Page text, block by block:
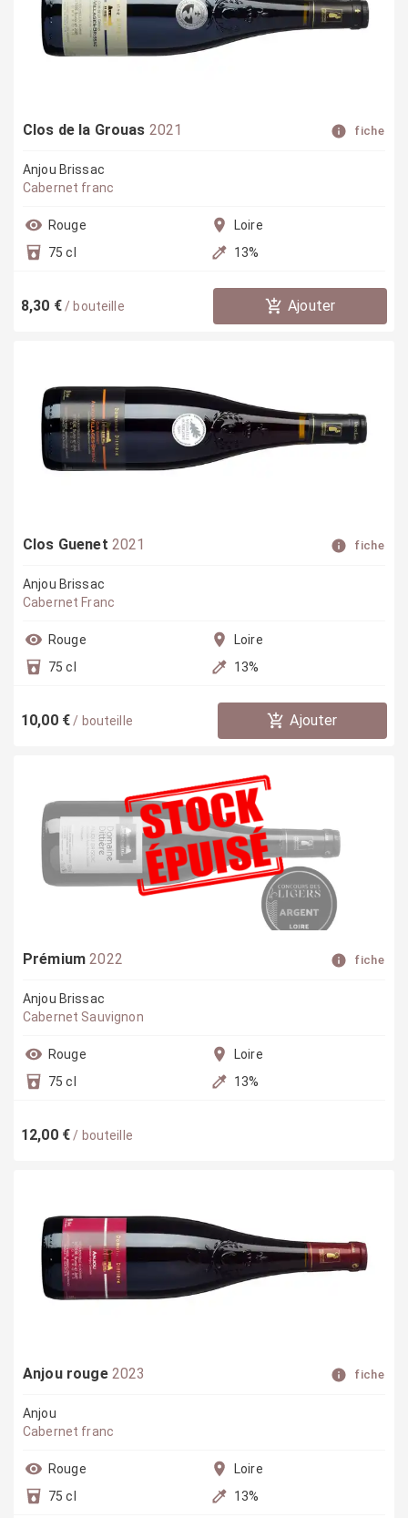
Clos de la Grouas 2021 fiche
Anjou Brissac
Cabernet franc
Rouge
Loire
75 cl
13%
8,30 €/ bouteille Ajouter
Clos Guenet 2021 fiche
Anjou Brissac
Cabernet Franc
Rouge
Loire
75 cl
13%
10,00 € / bouteille Ajouter
Prémium 2022 fiche
Anjou Brissac
Cabernet Sauvignon
Rouge
Loire
75 cl
13%
12,00 € / bouteille
Anjou rouge 2023 fiche
Anjou
Cabernet franc
Rouge
Loire
75 cl
13%